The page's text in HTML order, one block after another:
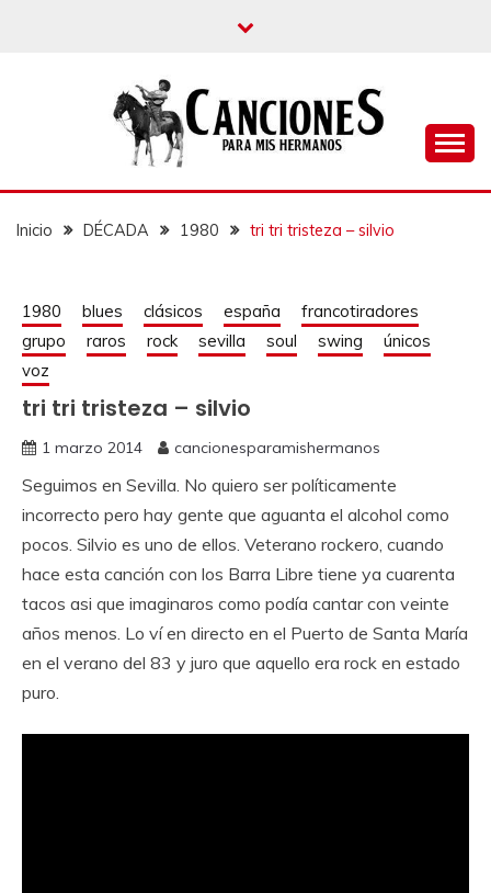
CANCIONES PARA
MIS HERMANOS
Inicio DÉCADA 1980 tri tri tristeza – silvio
1980 blues clásicos españa
francotiradores
grupo
raros rock sevilla soul swing
únicos
voz
tri tri tristeza – silvio
1 marzo 2014 cancionesparamishermanos
Seguimos en Sevilla. No quiero ser políticamente
incorrecto pero hay gente que aguanta el alcohol como
pocos. Silvio es uno de ellos. Veterano rockero, cuando
hace esta canción con los Barra Libre tiene ya cuarenta
tacos asi que imaginaros como podía cantar con veinte
años menos. Lo ví en directo en el Puerto de Santa María
en el verano del 83 y juro que aquello era rock en estado
puro.